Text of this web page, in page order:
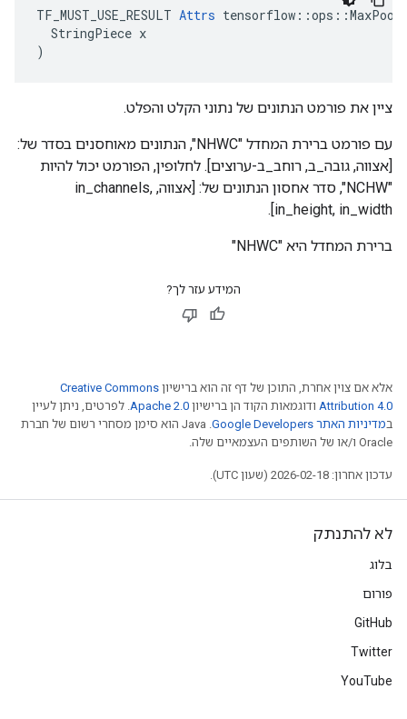
TF_MUST_USE_RESULT Attrs
  StringPiece x
)
ציין את פורמט הנתונים של נתוני הקלט והפלט.
עם פורמט ברירת המחדל "NHWC", הנתונים מאוחסנים בסדר של:
[אצווה, גובה_ב, רוחב_ב-ערוצים]. לחלופין, הפורמט יכול להיות
"NCHW", סדר אחסון הנתונים של: [אצווה, in_channels,
in_height, in_width].
ברירת המחדל היא "NHWC"
המידע עזר לך?
אלא אם צוין אחרת, התוכן של דף זה הוא ברישיון Creative Commons
Attribution 4.0 ודוגמאות הקוד הן ברישיון Apache 2.0. לפרטים, ניתן לעיין
במדיניות האתר Google Developers‏
.‏ Java הוא סימן מסחרי רשום של חברת
Oracle ו/או של השותפים העצמאיים שלה.
עדכון אחרון: 2026-02-18 (שעון UTC).
לא להתנתק
בלוג
פורום
GitHub
Twitter
YouTube